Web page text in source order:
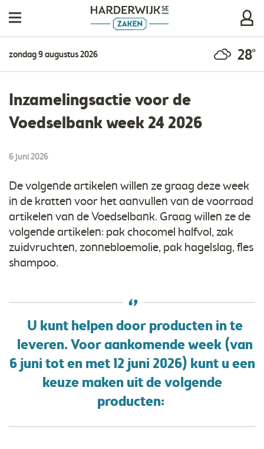
zondag 9 augustus 2026 28°
Inzamelingsactie voor de
Voedselbank week 24 2026
6 juni 2026
De volgende artikelen willen ze graag deze week
in de kratten voor het aanvullen van de voorraad
artikelen van de Voedselbank. Graag willen ze de
volgende artikelen: pak chocomel halfvol, zak
zuidvruchten, zonnebloemolie, pak hagelslag, fles
shampoo.
U kunt helpen door producten in te
leveren. Voor aankomende week (van
6 juni tot en met 12 juni 2026) kunt u een
keuze maken uit de volgende
producten: